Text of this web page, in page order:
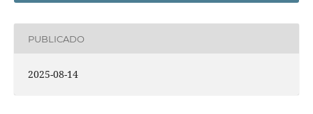
PUBLICADO
2025-08-14